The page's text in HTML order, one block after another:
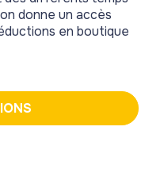
donne un accès
en boutique